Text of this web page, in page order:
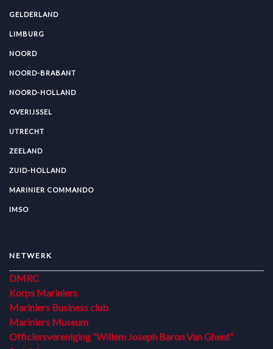
GELDERLAND
LIMBURG
NOORD
NOORD-BRABANT
NOORD-HOLLAND
OVERIJSSEL
UTRECHT
ZEELAND
ZUID-HOLLAND
MARINIER COMMANDO
IMSO
NETWERK
DMRC
Korps Mariniers
Mariniers Business club
Mariniers Museum
Officiersvereniging “Willem Joseph Baron Van Ghent”